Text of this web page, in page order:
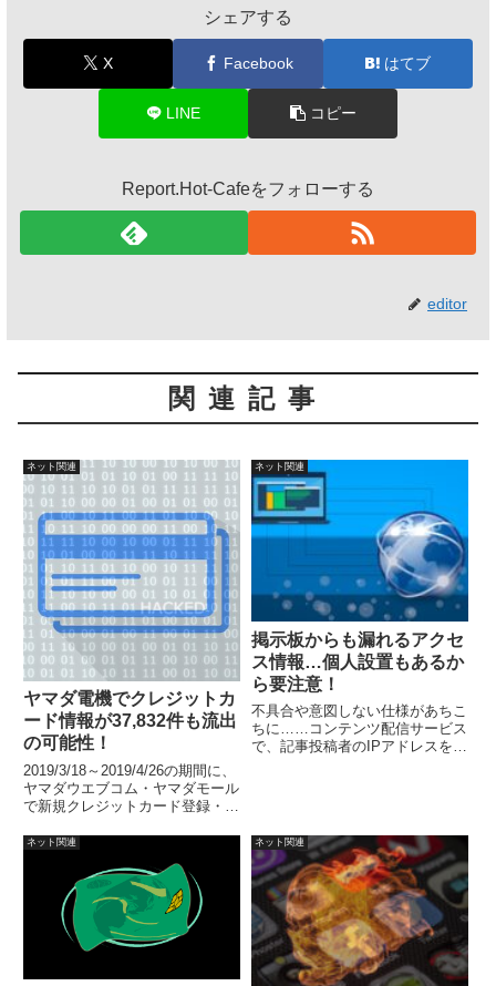
シェアする
X Facebook はてブ
LINE コピー
Report.Hot-Cafeをフォローする
editor
関連記事
ネット関連
ヤマダ電機でクレジットカ
ード情報が37,832件も流出
の可能性！
2019/3/18～2019/4/26の期間に、
ヤマダウエブコム・ヤマダモール
で新規クレジットカード登録・変
報が流出し、一部不正利用された
はセキュリティコードを含むクレ
ジットカード情報。
ネット関連
掲示板からも漏れるアクセ
ス情報…個人設置もあるか
ら要注意！
不具合や意図しない仕様があちこ
ちに……コンテンツ配信サービス
で、記事投稿者のIPアドレスを第
大手のサービスがあったとのこ
と。
ネット関連 ネット関連